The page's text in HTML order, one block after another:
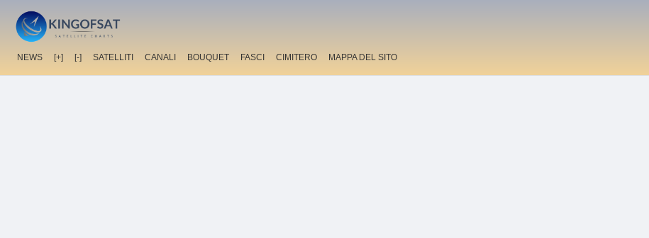
NEWS [+] [-] SATELLITI CANALI BOUQUET FASCI CIMITERO MAPPA DEL SITO